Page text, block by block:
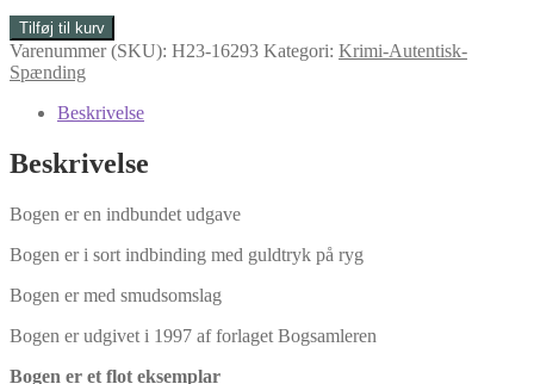
kr. 65.00.
Regulatorerne
af
Stephen
King
som
Bachman
antal
Tilføj til kurv
Varenummer (SKU): H23-16293 Kategori: Krimi-Autentisk-
Spænding
Beskrivelse
Beskrivelse
Bogen er en indbundet udgave
Bogen er i sort indbinding med guldtryk på ryg
Bogen er med smudsomslag
Bogen er udgivet i 1997 af forlaget Bogsamleren
Bogen er et flot eksemplar